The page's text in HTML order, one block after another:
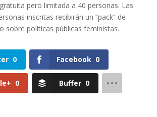
pero limitada a 40 personas. Las
inscritas recibirán un “pack” de
sobre políticas públicas feministas.
0 Facebook 0
0 Buffer 0